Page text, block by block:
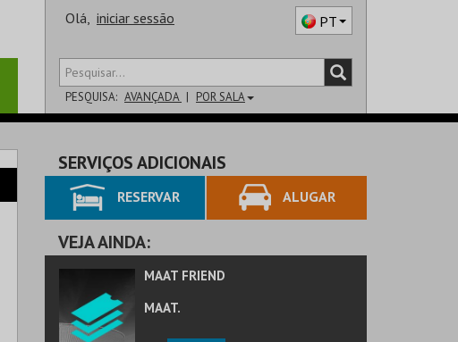
Olá, iniciar sessão PT
PESQUISA: AVANÇADA POR SALA
SALA
SERVIÇOS ADICIONAIS
RESERVAR ALUGAR
VEJA AINDA:
MAAT FRIEND
MAAT.